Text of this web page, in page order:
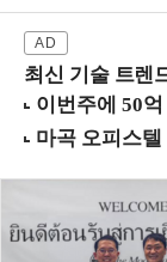
최신 기술 트렌드와 산